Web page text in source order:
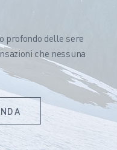
profondo delle sere
che nessuna